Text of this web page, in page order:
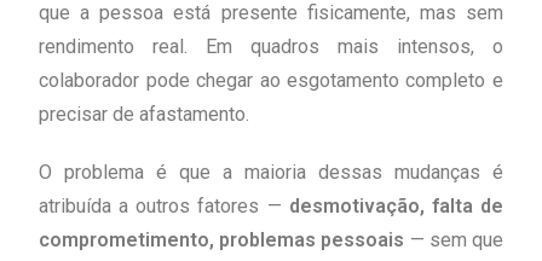
que a pessoa está presente fisicamente, mas sem
rendimento real. Em quadros mais intensos, o
colaborador pode chegar ao esgotamento completo e
precisar de afastamento.
O problema é que a maioria dessas mudanças é
atribuída a outros fatores — desmotivação, falta de
comprometimento, problemas pessoais — sem que